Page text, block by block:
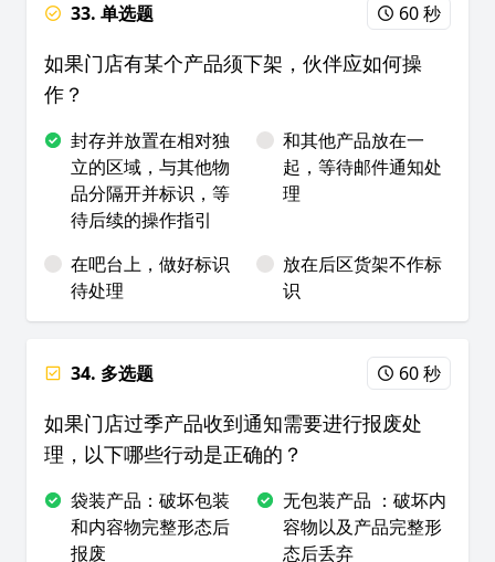
33. 单选题 60 秒
如果门店有某个产品须下架，伙伴应如何操
作？
封存并放置在相对独
立的区域，与其他物
品分隔开并标识，等
待后续的操作指引
和其他产品放在一
起，等待邮件通知处
理
在吧台上，做好标识
待处理
放在后区货架不作标
识
34. 多选题 60 秒
如果门店过季产品收到通知需要进行报废处
理，以下哪些行动是正确的？
袋装产品：破坏包装
和内容物完整形态后
报废
无包装产品 ：破坏内
容物以及产品完整形
态后丢弃